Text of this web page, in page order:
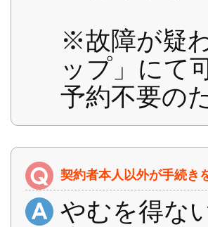
※故障が疑
ップ」にて
予約不要の
契約者本人以外が手続き
やむを得な